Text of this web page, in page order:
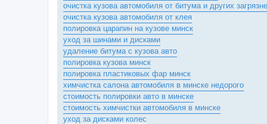
очистка кузова автомобиля от битума и других
очистка кузова автомобиля от клея
полировка царапин на кузове минск
уход за шинами и дисками
удаление битума с кузова авто
полировка кузова минск
полировка пластиковых фар минск
химчистка салона автомобиля в минске недорого
стоимость полировки авто в минске
стоимость химчистки автомобиля в минске
уход за дисками колес